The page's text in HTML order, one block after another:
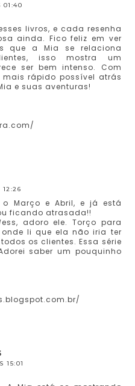
01:40
livros, e cada resenha
ainda. Fico feliz em ver
que a Mia se relaciona
isso mostra um
ser bem intenso. Com
rápido possível atrás
e suas aventuras!
12:26
Março e Abril, e já está
ficando atrasada!!
adoro ele. Torço para
li que ela não iria ter
os clientes. Essa série
saber um pouquinho
15:01